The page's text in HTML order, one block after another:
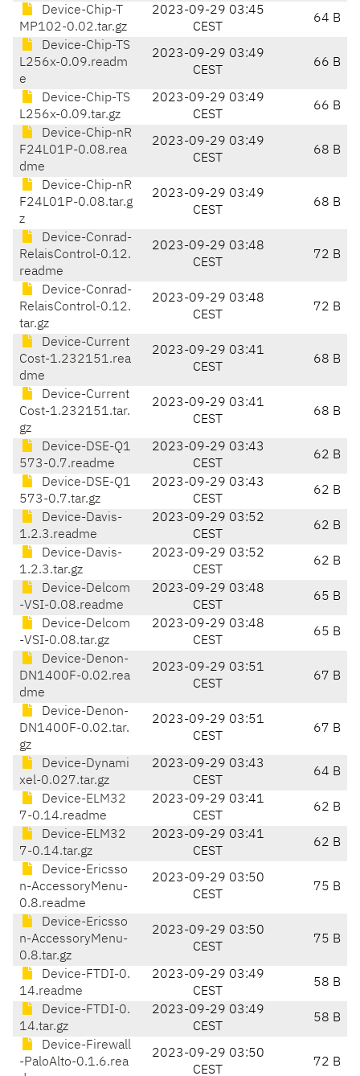
Device-Chip-T
MP102-0.02.tar.gz
2023-09-29 03:45
CEST
64 B
Device-Chip-TS
L256x-0.09.readm
e
2023-09-29 03:49
CEST
66 B
Device-Chip-TS
L256x-0.09.tar.gz
2023-09-29 03:49
CEST
66 B
Device-Chip-nR
F24L01P-0.08.rea
dme
2023-09-29 03:49
CEST
68 B
Device-Chip-nR
F24L01P-0.08.tar.g
z
2023-09-29 03:49
CEST
68 B
Device-Conrad-
RelaisControl-0.12.
readme
2023-09-29 03:48
CEST
72 B
Device-Conrad-
RelaisControl-0.12.
tar.gz
2023-09-29 03:48
CEST
72 B
Device-Current
Cost-1.232151.rea
dme
2023-09-29 03:41
CEST
68 B
Device-Current
Cost-1.232151.tar.
gz
2023-09-29 03:41
CEST
68 B
Device-DSE-Q1
573-0.7.readme
2023-09-29 03:43
CEST
62 B
Device-DSE-Q1
573-0.7.tar.gz
2023-09-29 03:43
CEST
62 B
Device-Davis-
1.2.3.readme
2023-09-29 03:52
CEST
62 B
Device-Davis-
1.2.3.tar.gz
2023-09-29 03:52
CEST
62 B
Device-Delcom
-VSI-0.08.readme
2023-09-29 03:48
CEST
65 B
Device-Delcom
-VSI-0.08.tar.gz
2023-09-29 03:48
CEST
65 B
Device-Denon-
DN1400F-0.02.rea
dme
2023-09-29 03:51
CEST
67 B
Device-Denon-
DN1400F-0.02.tar.
gz
2023-09-29 03:51
CEST
67 B
Device-Dynami
xel-0.027.tar.gz
2023-09-29 03:43
CEST
64 B
Device-ELM32
7-0.14.readme
2023-09-29 03:41
CEST
62 B
Device-ELM32
7-0.14.tar.gz
2023-09-29 03:41
CEST
62 B
Device-Ericsso
n-AccessoryMenu-
0.8.readme
2023-09-29 03:50
CEST
75 B
Device-Ericsso
n-AccessoryMenu-
0.8.tar.gz
2023-09-29 03:50
CEST
75 B
Device-FTDI-0.
14.readme
2023-09-29 03:49
CEST
58 B
Device-FTDI-0.
14.tar.gz
2023-09-29 03:49
CEST
58 B
Device-Firewall
-PaloAlto-0.1.6.rea
2023-09-29 03:50
CEST
72 B